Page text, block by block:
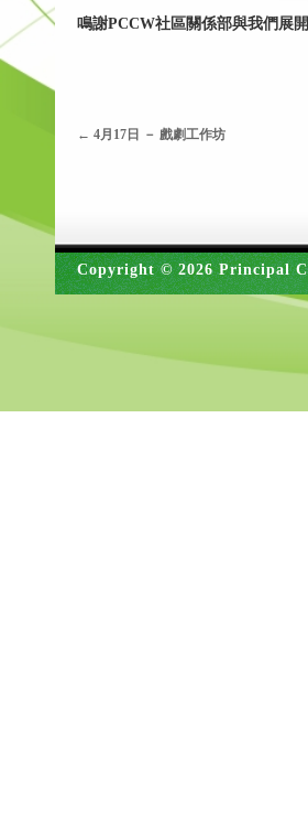
鳴謝PCCW社區關係部與我們展
← 4月17日 － 戲劇工作坊
Copyright © 2026 Principal